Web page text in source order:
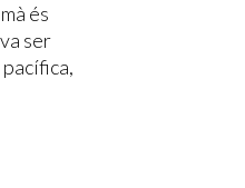
és
ser